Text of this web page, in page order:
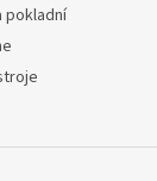
pokladní